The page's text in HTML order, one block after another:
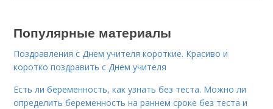
Популярные материалы
Поздравления с Днем учителя короткие. Красиво и
коротко поздравить с Днем учителя
Есть ли беременность, как узнать без теста. Можно ли
определить беременность на раннем сроке без теста и